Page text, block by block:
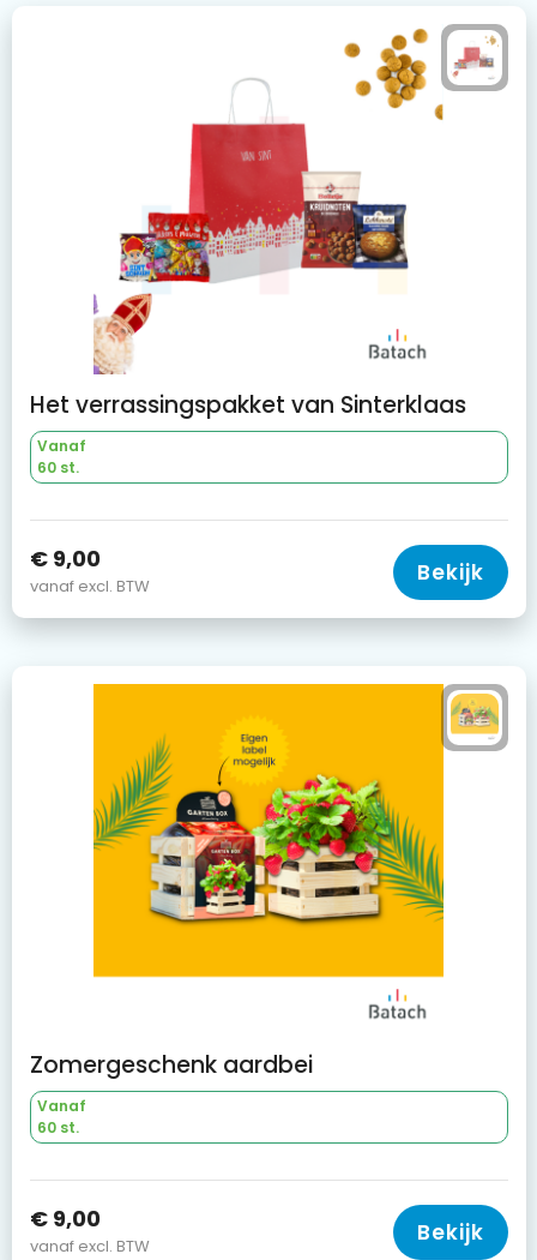
Het verrassingspakket van Sinterklaas
Vanaf
60 st.
€ 9,00
vanaf excl. BTW Bekijk
Zomergeschenk aardbei
Vanaf
60 st.
€ 9,00
vanaf excl. BTW Bekijk